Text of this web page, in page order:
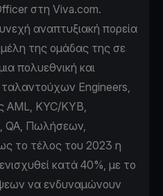
στη Viva.com.
αναπτυξιακή πορεία
της ομάδας της σε
πολυεθνική και
ταλαντούχων Engineers,
AML, KYC/KYB,
QA, Πωλήσεων,
το τέλος του 2023 η
κατά 40%, με το
να ενδυναμώνουν